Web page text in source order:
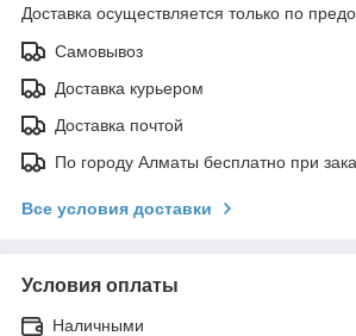
Доставка осуществляется только по
Самовывоз
Доставка курьером
Доставка почтой
По городу Алматы бесплатно при
Все условия доставки
Условия оплаты
Наличными